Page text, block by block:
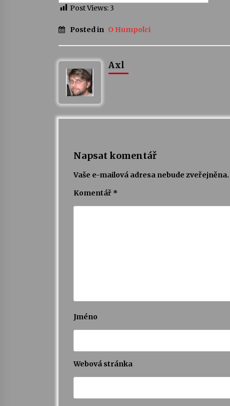
Post Views:3
Posted in O Humpolci
Axl
Napsat komentář
Vaše e-mailová adresa nebude zveřejněna.
Komentář *
Jméno
Webová stránka